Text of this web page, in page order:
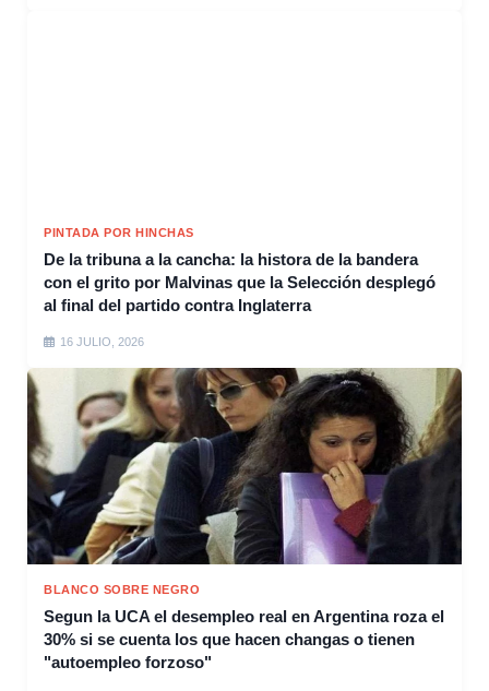
PINTADA POR HINCHAS
De la tribuna a la cancha: la histora de la bandera
con el grito por Malvinas que la Selección desplegó
al final del partido contra Inglaterra
16 JULIO, 2026
BLANCO SOBRE NEGRO
Segun la UCA el desempleo real en Argentina roza el
30% si se cuenta los que hacen changas o tienen
"autoempleo forzoso"